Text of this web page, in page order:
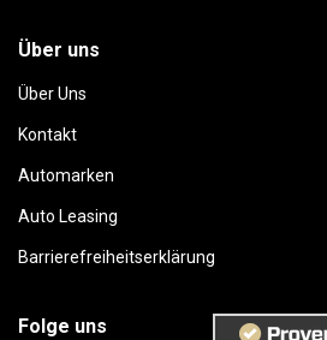
Über uns
Über Uns
Kontakt
Automarken
Auto Leasing
Barrierefreiheitserklärung
Folge uns